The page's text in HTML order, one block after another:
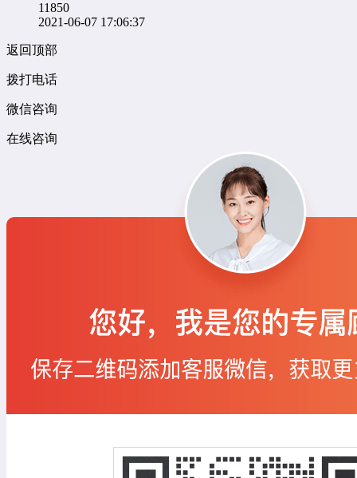
11850
2021-06-07 17:06:37
返回顶部
拨打电话
微信咨询
在线咨询